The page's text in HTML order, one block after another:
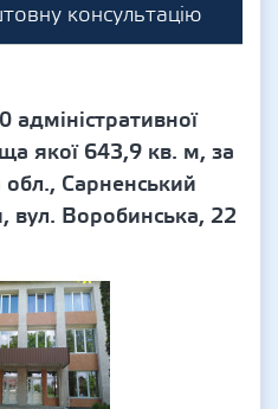
консультацію
якої 643,9 кв. м, за
Сарненський
вул. Воробинська, 22